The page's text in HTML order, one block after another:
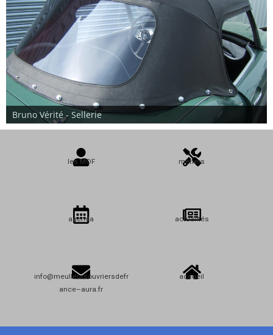
Bruno Vérité - Sellerie
les MOF métiers
agenda actualités
info@meulleursouvriersdefr
ance–aura.fr
accueil